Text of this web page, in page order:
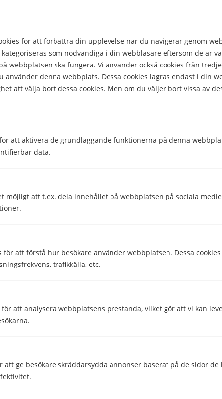
för att förbättra din upplevelse när du navigerar genom
kategoriseras som nödvändiga i din webbläsare eftersom de är
webbplatsen ska fungera. Vi använder också cookies från
använder denna webbplats. Dessa cookies lagras endast i din
att välja bort dessa cookies. Men om du väljer bort vissa av
att aktivera de grundläggande funktionerna på denna
data.
möjligt att t.ex. dela innehållet på webbplatsen på sociala
för att förstå hur besökare använder webbplatsen. Dessa
trafikkälla, etc.
för att analysera webbplatsens prestanda, vilket gör att vi kan
att ge besökare skräddarsydda annonser baserat på de sidor
Skriven av
Filip Svensson
Telekomskribent
Ja Nej
Comparico AB
114 52 Stockholm
Företaget